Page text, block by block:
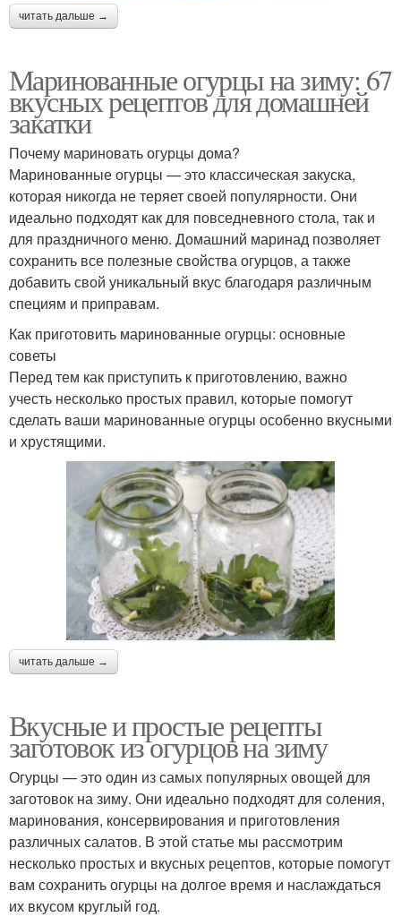
читать дальше →
Маринованные огурцы на зиму: 67
вкусных рецептов для домашней
закатки
Почему мариновать огурцы дома?
Маринованные огурцы — это классическая закуска,
которая никогда не теряет своей популярности. Они
идеально подходят как для повседневного стола, так и
для праздничного меню. Домашний маринад позволяет
сохранить все полезные свойства огурцов, а также
добавить свой уникальный вкус благодаря различным
специям и приправам.
Как приготовить маринованные огурцы: основные
советы
Перед тем как приступить к приготовлению, важно
учесть несколько простых правил, которые помогут
сделать ваши маринованные огурцы особенно вкусными
и хрустящими.
читать дальше →
Вкусные и простые рецепты
заготовок из огурцов на зиму
Огурцы — это один из самых популярных овощей для
заготовок на зиму. Они идеально подходят для соления,
маринования, консервирования и приготовления
различных салатов. В этой статье мы рассмотрим
несколько простых и вкусных рецептов, которые помогут
вам сохранить огурцы на долгое время и наслаждаться
их вкусом круглый год.